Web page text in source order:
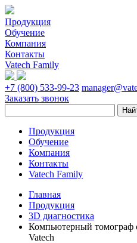
Продукция
Обучение
Компания
Контакты
Vatech Family
+7 (800) 533-99-23
Заказать звонок
Продукция
Обучение
Компания
Контакты
Vatech Family
Главная
Продукция
3D диагностика
Компьютерный томограф
Vatech